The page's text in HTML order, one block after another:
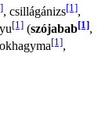
, csillágánizs[1],
[1] (szójabab[1],
[1],